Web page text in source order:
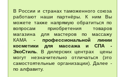
В России и странах таможенного союза
работают наши партнёры. К ним Вы
можете также напрямую обратиться по
вопросам приобретения товаров
магазина для мастеров по массажу
КАМА - профессиональной линии
косметики для массажа и СПА -
ЭкоСтиль . В дилерских центрах цены
могут незначительно отличаться (это
самостоятельные организации). Далее -
по алфавиту.